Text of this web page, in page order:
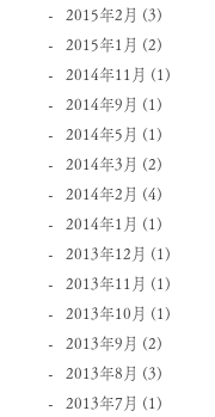
2015年2月 (3)
2015年1月 (2)
2014年11月 (1)
2014年9月 (1)
2014年5月 (1)
2014年3月 (2)
2014年2月 (4)
2014年1月 (1)
2013年12月 (1)
2013年11月 (1)
2013年10月 (1)
2013年9月 (2)
2013年8月 (3)
2013年7月 (1)